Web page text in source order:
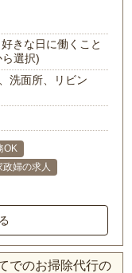
きな日に働くこと
選択)
洗面所、リビン
OK
政婦の求人
でのお掃除代行の